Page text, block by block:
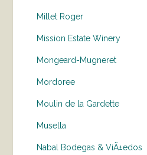
Millet Roger
Mission Estate Winery
Mongeard-Mugneret
Mordoree
Moulin de la Gardette
Musella
Nabal Bodegas & ViÃ±edos